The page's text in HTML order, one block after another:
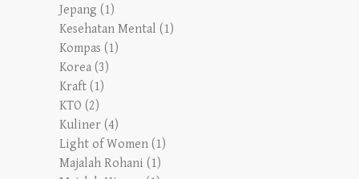
Jepang (1)
Kesehatan Mental (1)
Kompas (1)
Korea (3)
Kraft (1)
KTO (2)
Kuliner (4)
Light of Women (1)
Majalah Rohani (1)